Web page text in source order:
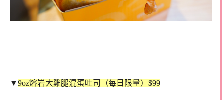
▼9oz熔岩大雞腿混蛋吐司（每日限量）$99